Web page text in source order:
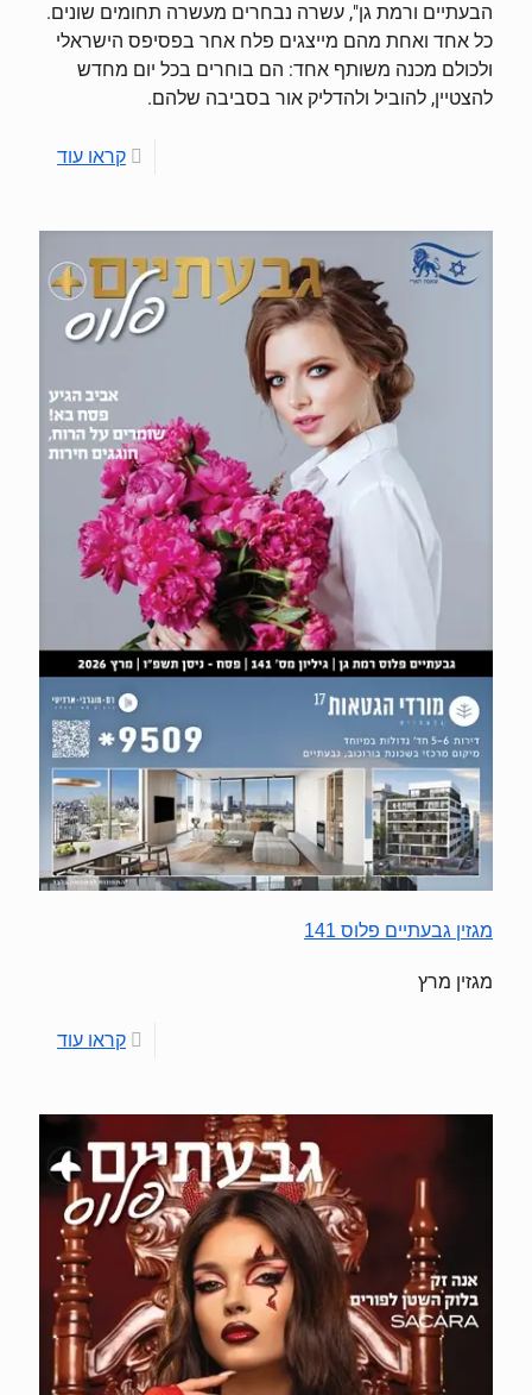
הבעתיים ורמת גן", עשרה נבחרים מעשרה תחומים שונים.
כל אחד ואחת מהם מייצגים פלח אחר בפסיפס הישראלי
ולכולם מכנה משותף אחד: הם בוחרים בכל יום מחדש
להצטיין, להוביל ולהדליק אור בסביבה שלהם.
קראו עוד
מגזין גבעתיים פלוס 141
מגזין מרץ
קראו עוד